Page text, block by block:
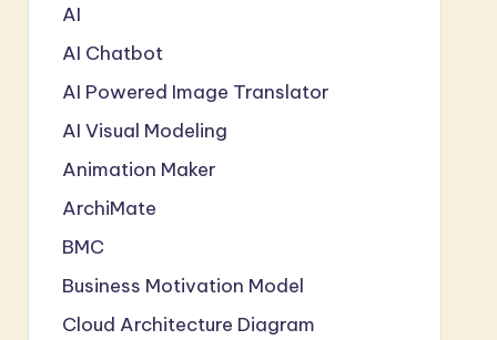
AI
AI Chatbot
AI Powered Image Translator
AI Visual Modeling
Animation Maker
ArchiMate
BMC
Business Motivation Model
Cloud Architecture Diagram